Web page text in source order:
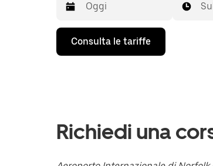
Utilizza
tasto
per
interagire
il
Consulta le tariffe
Richiedi una